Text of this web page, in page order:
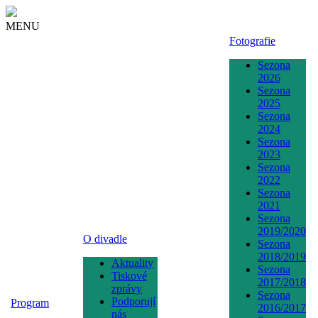
MENU
Program
O divadle
Aktuality
Tiskové
zprávy
Podporují
nás
Fotografie
Sezona
2026
Sezona
2025
Sezona
2024
Sezona
2023
Sezona
2022
Sezona
2021
Sezona
2019/2020
Sezona
2018/2019
Sezona
2017/2018
Sezona
2016/2017